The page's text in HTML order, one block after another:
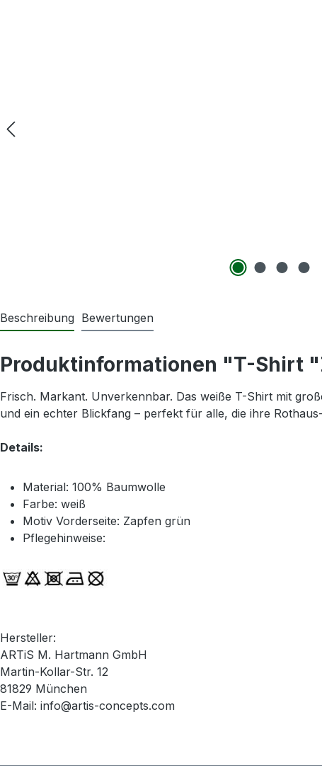
Beschreibung Bewertungen
Produktinformationen "T-Shirt
Frisch. Markant. Unverkennbar. Das weiße T-Shirt mit
und ein echter Blickfang – perfekt für alle, die ihre
Details:
Material: 100% Baumwolle
Farbe: weiß
Motiv Vorderseite: Zapfen grün
Pflegehinweise:
Hersteller:
ARTiS M. Hartmann GmbH
Martin-Kollar-Str. 12
81829 München
E-Mail: info@artis-concepts.com